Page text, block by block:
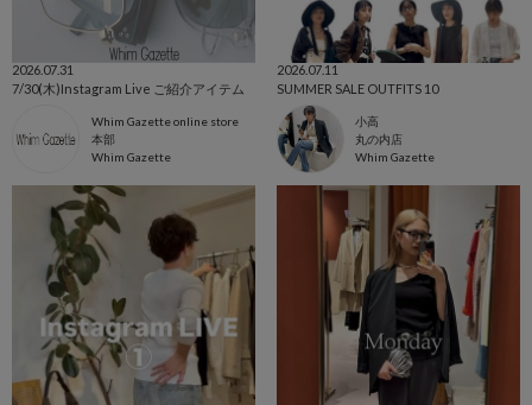
2026.07.31
7/30(木)Instagram Live ご紹介アイテム
Whim Gazette online store
本部
Whim Gazette
2026.07.11
SUMMER SALE OUTFITS 10
小高
丸の内店
Whim Gazette